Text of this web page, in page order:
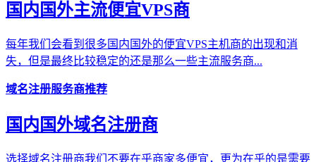
国内国外主流便宜VPS商
每年我们会看到很多国内国外的便宜VPS主机商的出现和消
失，但是最终比较稳定的还是那么一些主流服务商...
域名注册服务商推荐
国内国外域名注册商
选择域名注册商我们不要在乎商家多便宜，更为在乎的是需要